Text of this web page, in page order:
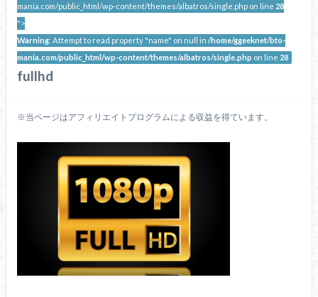
mania.com/public_html/wp-content/themes/albatros/single.php on line 28
">
Warning: Attempt to read property "name" on null in/home/ggeeknet/bto-
mania.com/public_html/wp-content/themes/albatros/single.php on line 28
fullhd
※当ページはアフィリエイトプログラムによる収益を得ています。